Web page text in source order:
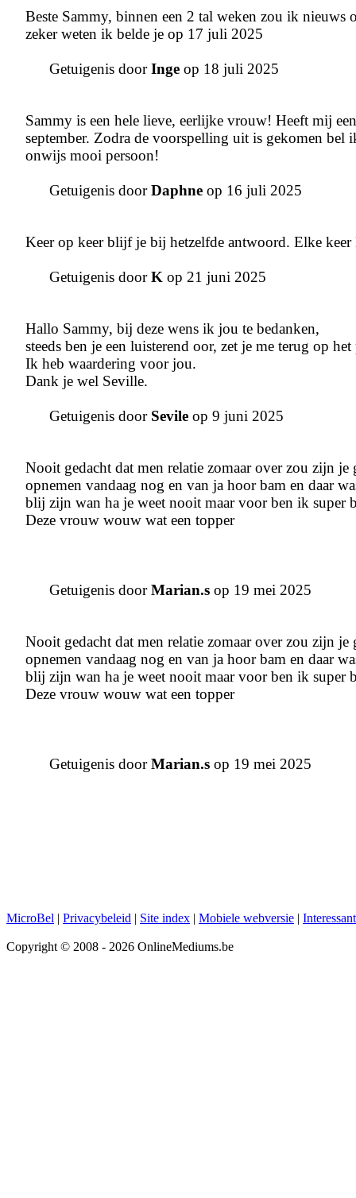
Beste Sammy, binnen een 2 tal weken zou ik
zeker weten ik belde je op 17 juli 2025
Getuigenis doorInge op 18 juli 2025
Sammy is een hele lieve, eerlijke vrouw! Heeft mij
september. Zodra de voorspelling uit is gekomen bel
onwijs mooi persoon!
Getuigenis doorDaphne op 16 juli 2025
Keer op keer blijf je bij hetzelfde antwoord. Elke
Getuigenis doorK op 21 juni 2025
Hallo Sammy, bij deze wens ik jou te bedanken,
steeds ben je een luisterend oor, zet je me terug op het
Ik heb waardering voor jou.
Dank je wel Seville.
Getuigenis door Sevile op 9 juni 2025
Nooit gedacht dat men relatie zomaar over zou zijn
opnemen vandaag nog en van ja hoor bam en daar
blij zijn wan ha je weet nooit maar voor ben ik super
Deze vrouw wouw wat een topper
Getuigenis doorMarian.s op 19 mei 2025
Nooit gedacht dat men relatie zomaar over zou zijn
opnemen vandaag nog en van ja hoor bam en daar
blij zijn wan ha je weet nooit maar voor ben ik super
Deze vrouw wouw wat een topper
Getuigenis doorMarian.s op 19 mei 2025
MicroBel | Privacybeleid | Site index | Mobiele webversie |
Copyright © 2008 - 2026 OnlineMediums.be